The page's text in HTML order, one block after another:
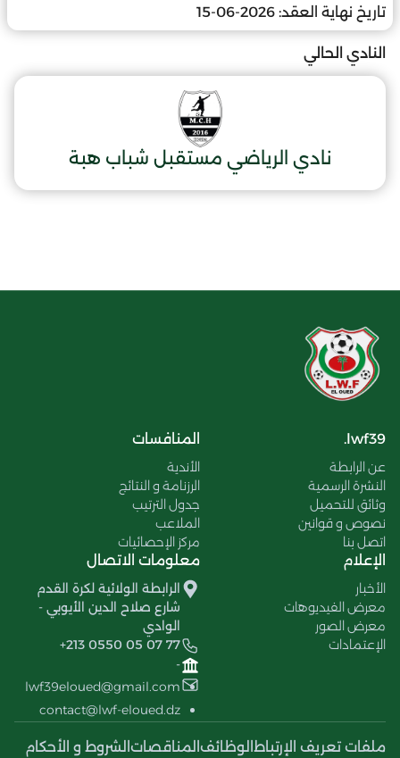
تاريخ نهاية العقد: 2026-06-15
النادي الحالي
نادي الرياضي مستقبل شباب هبة
lwf39.
عن الرابطة
النشرة الرسمية
وثائق للتحميل
نصوص و قوانين
اتصل بنا
المنافسات
الأندية
الرزنامة و النتائج
جدول الترتيب
الملاعب
مركز الإحصائيات
الإعلام
الأخبار
معرض الفيديوهات
معرض الصور
الإعتمادات
معلومات الاتصال
الرابطة الولائية لكرة القدم
شارع صلاح الدين الأيوبي -
الوادي
+213 0550 05 07 77
-
lwf39eloued@gmail.com
contact@lwf-eloued.dz
ملفات تعريف الإرتباط الوظائف المناقصات الشروط و الأحكام